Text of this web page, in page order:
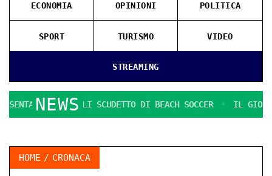
STREAMING
ECONOMIA OPINIONI POLITICA
SPORT TURISMO VIDEO
NEWS
LE FINALI SCUDETTO DI BEACH SOCCER IL GIOCO
HOME CRONACA